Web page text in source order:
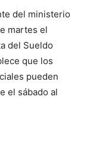
del ministerio
martes el
del Sueldo
que los
pueden
el sábado al